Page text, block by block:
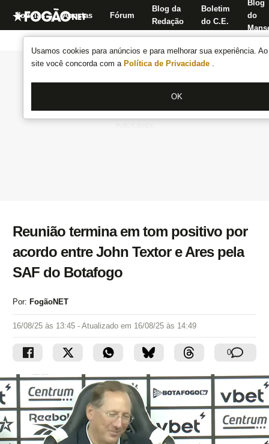
Usamos cookies para anúncios e para melhorar sua experiência.
site você concorda com a Política de Privacidade .
OK
Notícias Apostas Fórum
Blog da
Redação
Boletim
do C.E.
Blog
do
Reunião termina em tom positivo por
acordo entre John Textor e Ares pela
SAF do Botafogo
Por: FogãoNET
16/08/25 às 13:45 - Atualizado em 16/08/25 às 14:49
0